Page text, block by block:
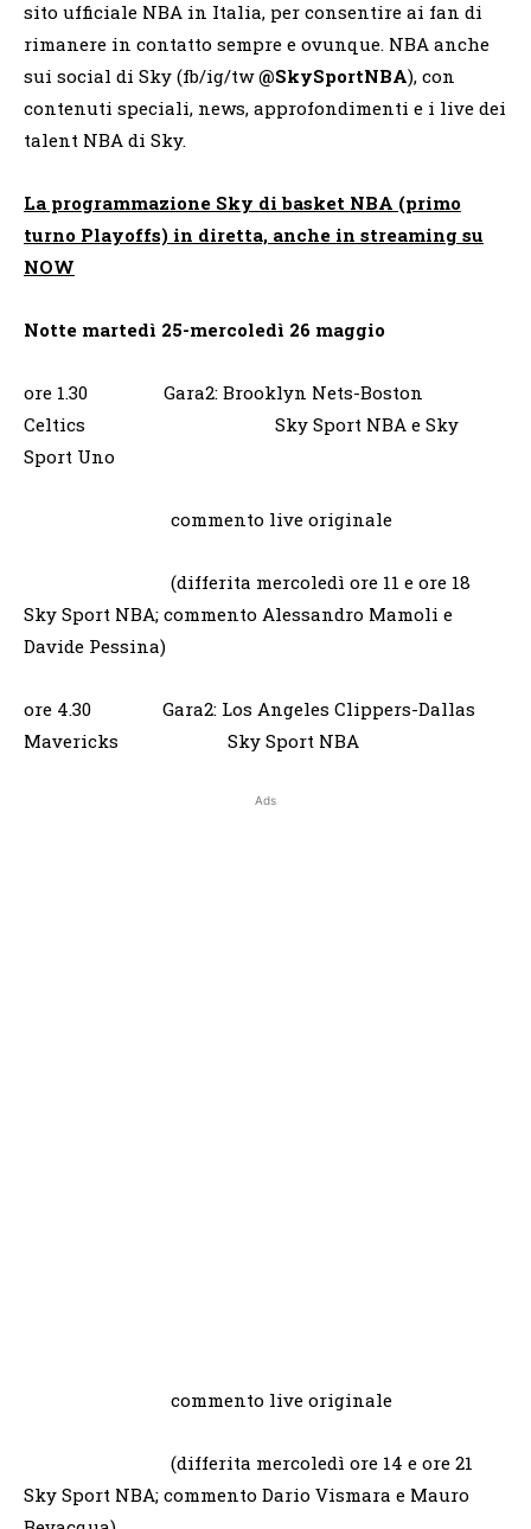
sito ufficiale NBA in Italia, per consentire ai fan di
rimanere in contatto sempre e ovunque. NBA anche
sui social di Sky (fb/ig/tw@SkySportNBA), con
contenuti speciali, news, approfondimenti e i live dei
talent NBA di Sky.
La programmazione Sky di basket NBA (primo
turno Playoffs) in diretta, anche in streaming su
NOW
Notte martedì 25-mercoledì 26 maggio
ore 1.30 Gara2: Brooklyn Nets-Boston
Celtics Sky Sport NBA e Sky
Sport Uno
commento live originale
(differita mercoledì ore 11 e ore 18
Sky Sport NBA; commento Alessandro Mamoli e
Davide Pessina)
ore 4.30 Gara2: Los Angeles Clippers-Dallas
Mavericks Sky Sport NBA
Ads
commento live originale
(differita mercoledì ore 14 e ore 21
Sky Sport NBA; commento Dario Vismara e Mauro